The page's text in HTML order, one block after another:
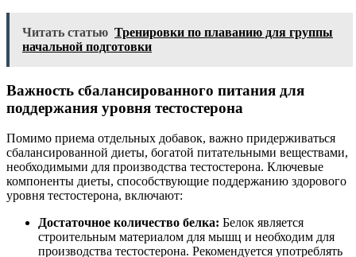
Читать статью Тренировки по плаванию для группы
начальной подготовки
Важность сбалансированного питания для
поддержания уровня тестостерона
Помимо приема отдельных добавок, важно придерживаться
сбалансированной диеты, богатой питательными веществами,
необходимыми для производства тестостерона. Ключевые
компоненты диеты, способствующие поддержанию здорового
уровня тестостерона, включают:
Достаточное количество белка: Белок является
строительным материалом для мышц и необходим для
производства тестостерона. Рекомендуется употреблять